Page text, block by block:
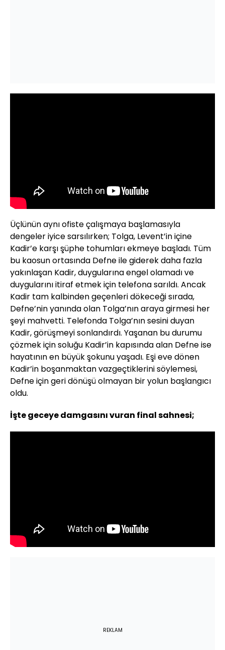
Üçlünün aynı ofiste çalışmaya başlamasıyla
dengeler iyice sarsılırken; Tolga, Levent’in içine
Kadir’e karşı şüphe tohumları ekmeye başladı. Tüm
bu kaosun ortasında Defne ile giderek daha fazla
yakınlaşan Kadir, duygularına engel olamadı ve
duygularını itiraf etmek için telefona sarıldı. Ancak
Kadir tam kalbinden geçenleri dökeceği sırada,
Defne’nin yanında olan Tolga’nın araya girmesi her
şeyi mahvetti. Telefonda Tolga’nın sesini duyan
Kadir, görüşmeyi sonlandırdı. Yaşanan bu durumu
çözmek için soluğu Kadir’in kapısında alan Defne ise
hayatının en büyük şokunu yaşadı. Eşi eve dönen
Kadir’in boşanmaktan vazgeçtiklerini söylemesi,
Defne için geri dönüşü olmayan bir yolun başlangıcı
oldu.
İşte geceye damgasını vuran final sahnesi;
REKLAM